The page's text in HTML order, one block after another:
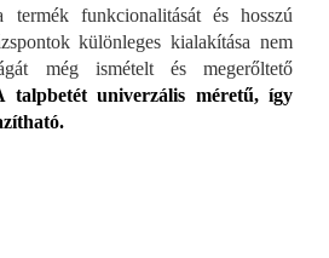
termék funkcionalitását és hosszú
különleges kialakítása nem
még ismételt és megerőltető
talpbetét univerzális méretű, így